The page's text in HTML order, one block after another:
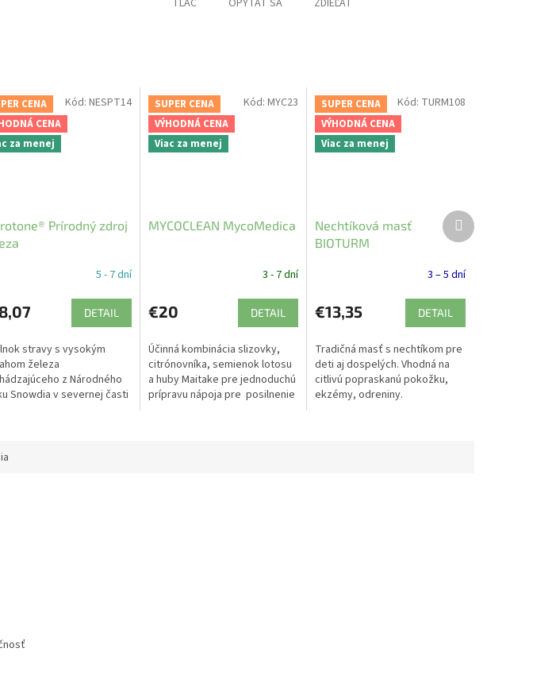
TLAČ OPÝTAŤ SA ZDIEĽAŤ
CENA
CENA
za menej
Prírodný zdroj
5 - 7 dní
DETAIL
stravy s vysokým
železa
z Národného
Snowdia v severnej časti
Kód: NESPT14
SUPER CENA
VÝHODNÁ CENA
Viac za menej
MYCOCLEAN MycoMedica
3 - 7 dní
€20 DETAIL
Účinná kombinácia slizovky,
citrónovníka, semienok lotosu
a huby Maitake pre jednoduchú
prípravu nápoja pre posilnenie
Kód:MYC23
SUPER CENA
VÝHODNÁ CENA
Viac za menej
Nechtíková masť
BIOTURM
3 – 5 dní
€13,35 DETAIL
Tradičná masť s nechtíkom pre
deti aj dospelých. Vhodná na
citlivú popraskanú pokožku,
ekzémy, odreniny.
Kód: TURM108
Ďalší
produkt